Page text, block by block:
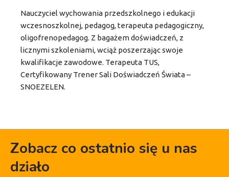
Nauczyciel wychowania przedszkolnego i edukacji
wczesnoszkolnej, pedagog, terapeuta pedagogiczny,
oligofrenopedagog. Z bagażem doświadczeń, z
licznymi szkoleniami, wciąż poszerzając swoje
kwalifikacje zawodowe. Terapeuta TUS,
Certyfikowany Trener Sali Doświadczeń Świata –
SNOEZELEN.
Zobacz co ostatnio się u nas
działo